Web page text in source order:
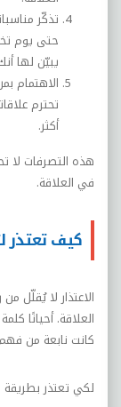
تذكّر
حتى يوم
يبيّن لها
الاهتمام
تحترم
أكثر.
هذه التصرفات لا
في العلاقة.
كيف تعتذر
الاعتذار لا
العلاقة. أحيانًا
كانت نابعة من
لكي تعتذر